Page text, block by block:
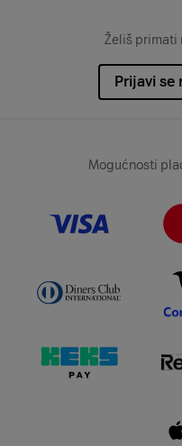
Želiš primati
Prijavi se
Mogućnosti